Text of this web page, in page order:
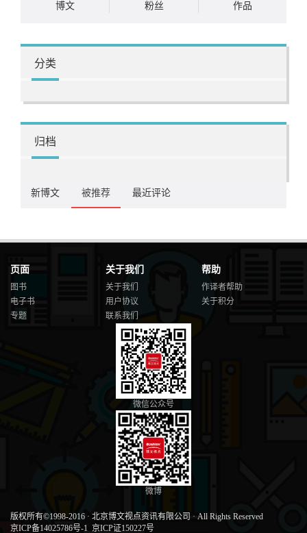
博文
粉丝
作品
分类
归档
新博文 被推荐 最近评论
页面
图书
电子书
专题
关于我们
关于我们
用户协议
联系我们
帮助
作译者帮助
关于积分
微信公众号
微博
版权所有©1998-2016 · 北京博文视点资讯有限公司 · All Rights Reserved
京ICP备14025786号-1 京ICP证150227号